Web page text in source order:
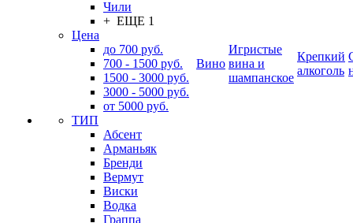
Чили
+ ЕЩЕ 1
Цена
до 700 руб.
700 - 1500 руб.
1500 - 3000 руб.
3000 - 5000 руб.
от 5000 руб.
ТИП
Абсент
Арманьяк
Бренди
Вермут
Виски
Водка
Граппа
Вино
Игристые
вина и
шампанское
Крепкий
алкоголь